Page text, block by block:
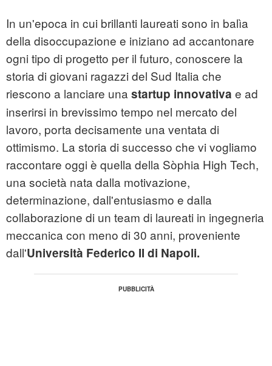
In un'epoca in cui brillanti laureati sono in balìa
della disoccupazione e iniziano ad accantonare
ogni tipo di progetto per il futuro, conoscere la
storia di giovani ragazzi del Sud Italia che
riescono a lanciare una startup innovativa e ad
inserirsi in brevissimo tempo nel mercato del
lavoro, porta decisamente una ventata di
ottimismo. La storia di successo che vi vogliamo
raccontare oggi è quella della Sòphia High Tech,
una società nata dalla motivazione,
determinazione, dall'entusiasmo e dalla
collaborazione di un team di laureati in ingegneria
meccanica con meno di 30 anni, proveniente
dall'Università Federico II di Napoli.